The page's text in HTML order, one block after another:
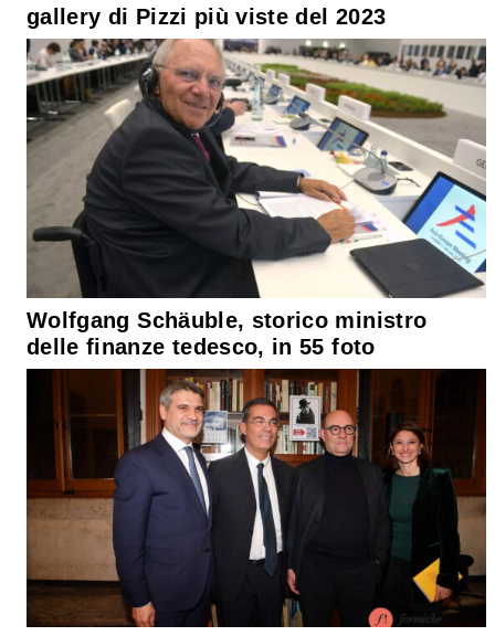
gallery di Pizzi più viste del 2023
Wolfgang Schäuble, storico ministro
delle finanze tedesco, in 55 foto